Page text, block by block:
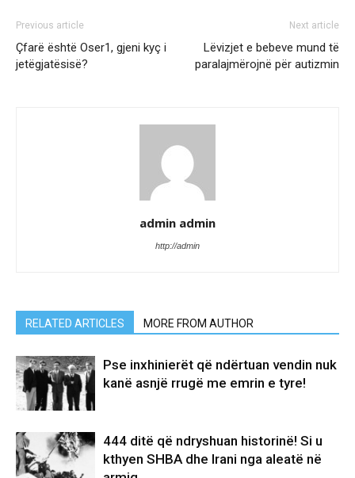
Previous article
Çfarë është Oser1, gjeni kyç i
jetëgjatësisë?
Next article
Lëvizjet e bebeve mund të
paralajmërojnë për autizmin
admin admin
http://admin
RELATED ARTICLES MORE FROM AUTHOR
Pse inxhinierët që ndërtuan vendin nuk
kanë asnjë rrugë me emrin e tyre!
444 ditë që ndryshuan historinë! Si u
kthyen SHBA dhe Irani nga aleatë në